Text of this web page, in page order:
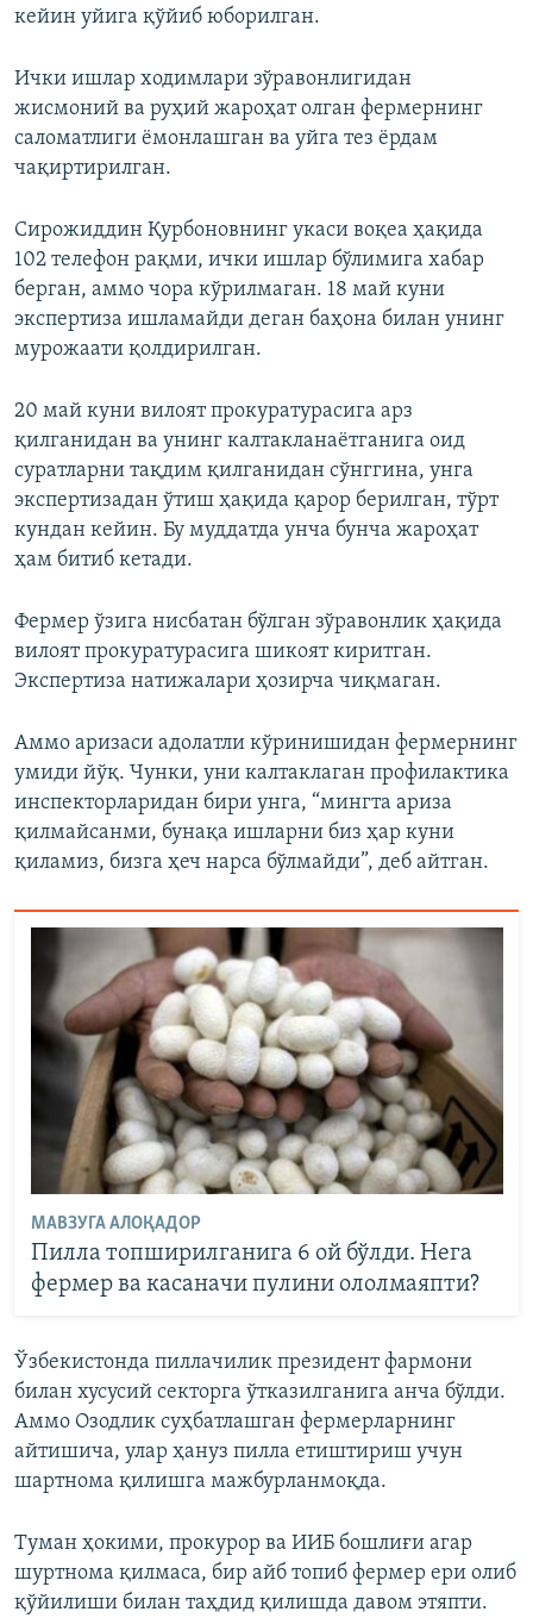
кейин уйига қўйиб юборилган.
Ички ишлар ходимлари зўравонлигидан
жисмоний ва руҳий жароҳат олган фермернинг
саломатлиги ёмонлашган ва уйга тез ёрдам
чақиртирилган.
Сирожиддин Қурбоновнинг укаси воқеа ҳақида
102 телефон рақми, ички ишлар бўлимига хабар
берган, аммо чора кўрилмаган. 18 май куни
экспертиза ишламайди деган баҳона билан унинг
мурожаати қолдирилган.
20 май куни вилоят прокуратурасига арз
қилганидан ва унинг калтакланаётганига оид
суратларни тақдим қилганидан сўнггина, унга
экспертизадан ўтиш ҳақида қарор берилган, тўрт
кундан кейин. Бу муддатда унча бунча жароҳат
ҳам битиб кетади.
Фермер ўзига нисбатан бўлган зўравонлик ҳақида
вилоят прокуратурасига шикоят киритган.
Экспертиза натижалари ҳозирча чиқмаган.
Аммо аризаси адолатли кўринишидан фермернинг
умиди йўқ. Чунки, уни калтаклаган профилактика
инспекторларидан бири унга, “мингта ариза
қилмайсанми, бунақа ишларни биз ҳар куни
қиламиз, бизга ҳеч нарса бўлмайди”, деб айтган.
МАВЗУГА АЛОҚАДОР
Пилла топширилганига 6 ой бўлди. Нега
фермер ва касаначи пулини ололмаяпти?
Ўзбекистонда пиллачилик президент фармони
билан хусусий секторга ўтказилганига анча бўлди.
Аммо Озодлик суҳбатлашган фермерларнинг
айтишича, улар ҳануз пилла етиштириш учун
шартнома қилишга мажбурланмоқда.
Туман ҳокими, прокурор ва ИИБ бошлиғи агар
шуртнома қилмаса, бир айб топиб фермер ери олиб
қўйилиши билан таҳдид қилишда давом этяпти.